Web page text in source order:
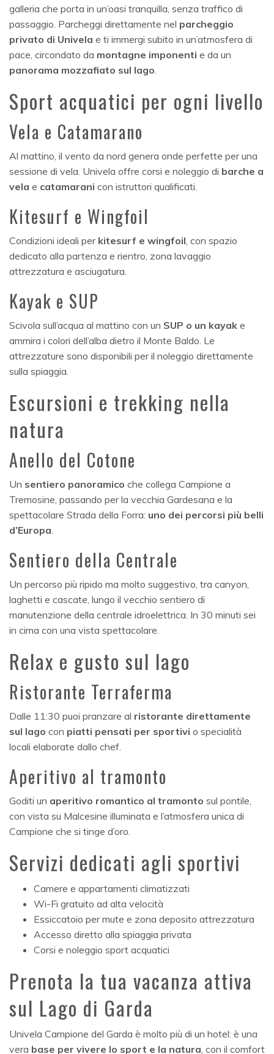
galleria che porta in un’oasi tranquilla, senza traffico di
passaggio. Parcheggi direttamente nel parcheggio
privato di Univela e ti immergi subito in un’atmosfera di
pace, circondato da montagne imponenti e da un
panorama mozzafiato sul lago
Sport acquatici per ogni livello
Vela e Catamarano
Al mattino, il vento da nord genera onde perfette per una
sessione di vela. Univela offre corsi e noleggio di barche a
vela e catamarani con istruttori qualificati.
Kitesurf e Wingfoil
Condizioni ideali per kitesurf e wingfoil , con spazio
dedicato alla partenza e rientro, zona lavaggio
attrezzatura e asciugatura.
Kayak e SUP
Scivola sull’acqua al mattino con un SUP o un kayak e
ammira i colori dell’alba dietro il Monte Baldo. Le
attrezzature sono disponibili per il noleggio direttamente
sulla spiaggia.
Escursioni e trekking nella
natura
Anello del Cotone
Un sentiero panoramico che collega Campione a
Tremosine, passando per la vecchia Gardesana e la
spettacolare Strada della Forra: uno dei percorsi più belli
d’Europa
Sentiero della Centrale
Un percorso più ripido ma molto suggestivo, tra canyon,
laghetti e cascate, lungo il vecchio sentiero di
manutenzione della centrale idroelettrica. In 30 minuti sei
in cima con una vista spettacolare.
Relax e gusto sul lago
Ristorante Terraferma
Dalle 11:30 puoi pranzare al ristorante direttamente
sul lago con piatti pensati per sportivi o specialità
locali elaborate dallo chef.
Aperitivo al tramonto
Goditi un aperitivo romantico al tramonto sul pontile,
con vista su Malcesine illuminata e l’atmosfera unica di
Campione che si tinge d’oro.
Servizi dedicati agli sportivi
Camere e appartamenti climatizzati
Wi-Fi gratuito ad alta velocità
Essiccatoio per mute e zona deposito attrezzatura
Accesso diretto alla spiaggia privata
Corsi e noleggio sport acquatici
Prenota la tua vacanza attiva
sul Lago di Garda
Univela Campione del Garda è molto più di un hotel: è una
vera base per vivere lo sport e la natura , con il comfort